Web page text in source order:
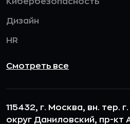
Кибербезопасность
Дизайн
HR
Смотреть все
115432, г. Москва, вн. тер.
округ Даниловский, пр-кт